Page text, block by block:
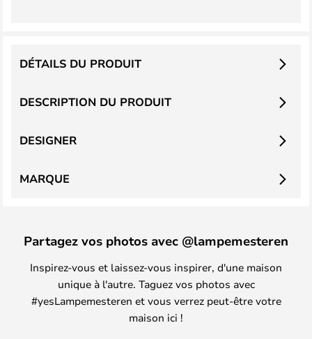
DESCRIPTION DU PRODUIT
DÉTAILS DU PRODUIT
DESIGNER
MARQUE
Partagez vos photos avec @lampemesteren
Inspirez-vous et laissez-vous inspirer, d'une maison
unique à l'autre. Taguez vos photos avec
#yesLampemesteren et vous verrez peut-être votre
maison ici !